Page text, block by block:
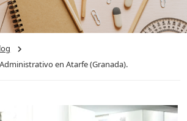
en Atarfe (Granada).